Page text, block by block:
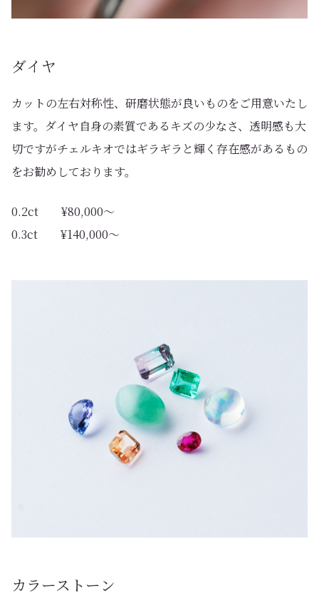
ダイヤ
カットの左右対称性、研磨状態が良いものをご用意いたし
ます。ダイヤ自身の素質であるキズの少なさ、透明感も大
切ですがチェルキオではギラギラと輝く存在感があるもの
をお勧めしております。
0.2ct ¥80,000〜
0.3ct ¥140,000〜
カラーストーン